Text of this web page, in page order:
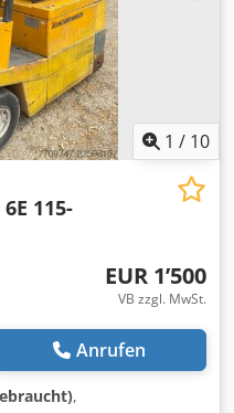
Plexiglas,
Ag Esck
1 / 10
6E 115-
EUR 1’500
VB zzgl. MwSt.
Anrufen
,